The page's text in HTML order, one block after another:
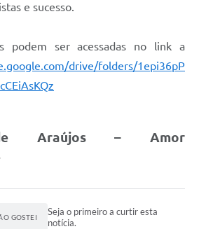
e sucesso.
podem ser acessadas no link a
drive/folders/1epi36pP
Araújos – Amor
GOSTEI
Seja o primeiro a curtir esta
notícia.